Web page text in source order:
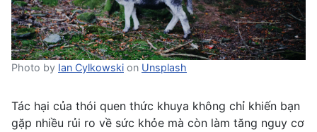
Photo by Ian Cylkowski on Unsplash
Tác hại của thói quen thức khuya không chỉ khiến bạn
gặp nhiều rủi ro về sức khỏe mà còn làm tăng nguy cơ